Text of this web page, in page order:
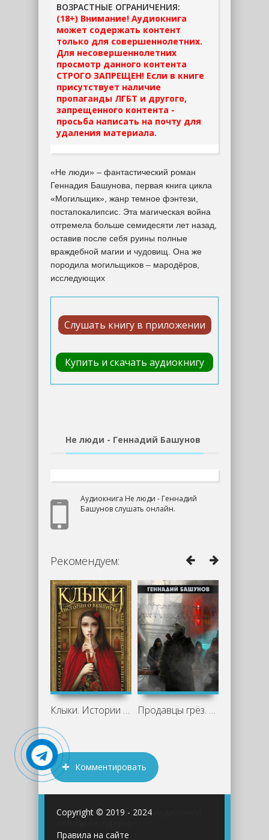
ВОЗРАСТНЫЕ ОГРАНИЧЕНИЯ:
(18+) Внимание! Аудиокнига
может содержать контент
только для совершеннолетних.
Для несовершеннолетних
просмотр данного контента
СТРОГО ЗАПРЕЩЕН! Если в книге
присутствует наличие
пропаганды ЛГБТ и другого,
запрещенного контента -
просьба написать на почту для
удаления материала.
«Не люди» – фантастический роман
Геннадия Башунова, первая книга цикла
«Могильщик», жанр темное фэнтези,
постапокалипсис. Эта магическая война
отгремела больше семидесяти лет назад,
оставив после себя руины полные
враждебной магии и чудовищ. Она же
породила могильщиков – мародёров,
исследующих
Слушать книгу в приложении
Купить и скачать аудиокнигу
Не люди - Геннадий Башунов
Аудиокнига Не люди - Геннадий
Башунов слушать онлайн.
Рекомендуем:
Клыки. Истории о вампирах (сборник) Продавцы грёз. Том 1 - Башунов Геннадий
Комментировать
Copyright © 2019 - 2024
Правила на сайте